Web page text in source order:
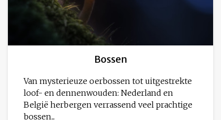
Bossen
Van mysterieuze oerbossen tot uitgestrekte
loof- en dennenwouden: Nederland en
België herbergen verrassend veel prachtige
bossen...